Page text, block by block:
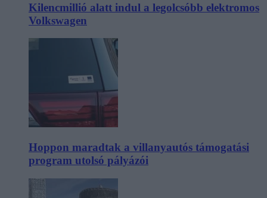
Kilencmillió alatt indul a legolcsóbb elektromos
Volkswagen
Hoppon maradtak a villanyautós támogatási
program utolsó pályázói